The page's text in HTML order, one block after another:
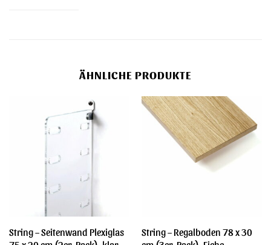
ÄHNLICHE PRODUKTE
String – Seitenwand Plexiglas
String – Regalboden 78 x 30